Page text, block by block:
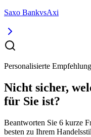
Saxo BankvsAxi
Personalisierte Empfehlung
Nicht sicher,
für Sie ist?
Beantworten Sie 6 kurze
besten zu Ihrem